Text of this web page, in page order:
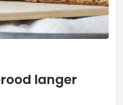
langer